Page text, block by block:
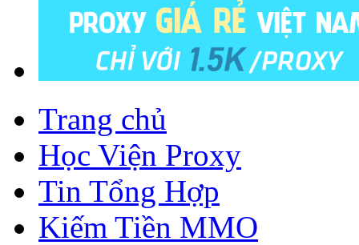
Trang chủ
Học Viện Proxy
Tin Tổng Hợp
Kiếm Tiền MMO